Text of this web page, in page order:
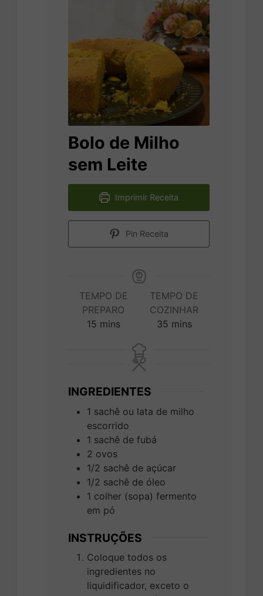
Bolo de Milho
sem Leite
Imprimir Receita
Pin Receita
TEMPO DE
PREPARO
15minutes
mins
TEMPO DE
COZINHAR
35minutes
mins
INGREDIENTES
1 sachê ou lata de milho
escorrido
1 sachê de fubá
2 ovos
1/2 sachê de açúcar
1/2 sachê de óleo
1 colher (sopa) fermento
em pó
INSTRUÇÕES
Coloque todos os
ingredientes no
liquidificador, exceto o